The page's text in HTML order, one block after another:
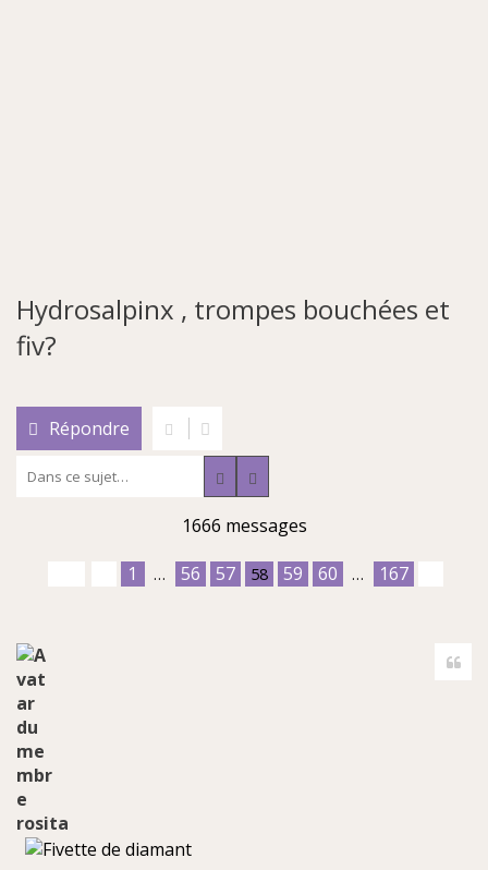
Hydrosalpinx , trompes bouchées et
fiv?
Répondre
Rechercher
1666 messages
1 … 56 57 58 59 60 … 167
rosita